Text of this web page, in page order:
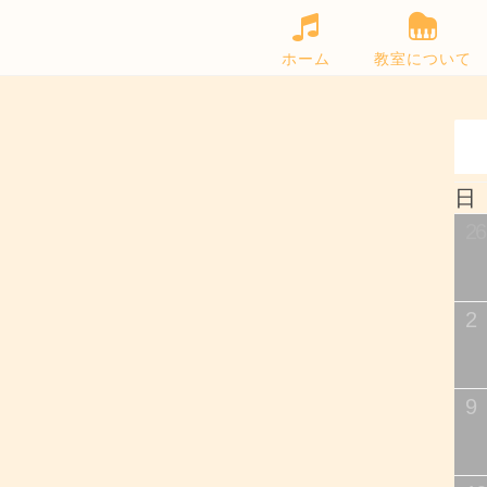
ホーム 教室について
日
2
9